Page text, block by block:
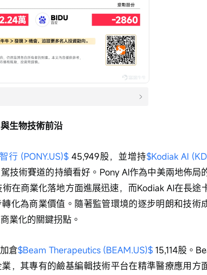
生物技術前沿
行 (PONY.US)$ 45,949股，並增持$Kodiak AI
技術賽道的持續看好。Pony AI作為中美兩地佈局
在商業化落地方面進展迅速，而Kodiak AI在長途
化為商業價值。隨著監管環境的逐步明朗和技術
業化的關鍵拐點。
倉$Beam Therapeutics (BEAM.US)$ 15,114股。
，其專有的鹼基編輯技術平台在精準醫療應用方